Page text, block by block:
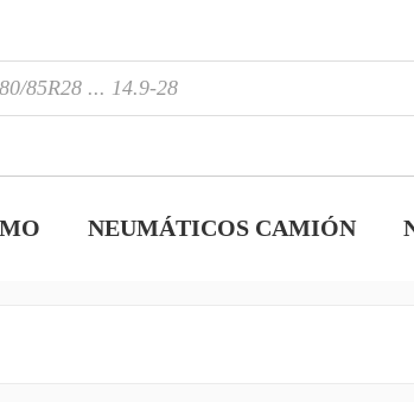
NEUMÁTICOS CAMIÓN